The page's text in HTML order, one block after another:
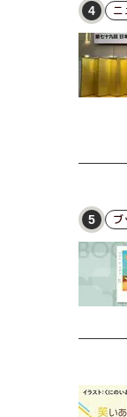
を愉しん
終わり
70歳の
た……。
その連
リティ
4 ニ
5 ブ